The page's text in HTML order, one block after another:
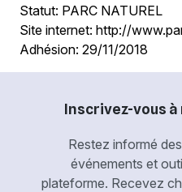
Statut: PARC NATUREL
Site internet: http://
Adhésion: 29/11/2018
Inscrivez-vous
Restez informé
événements et
plateforme. Recevez